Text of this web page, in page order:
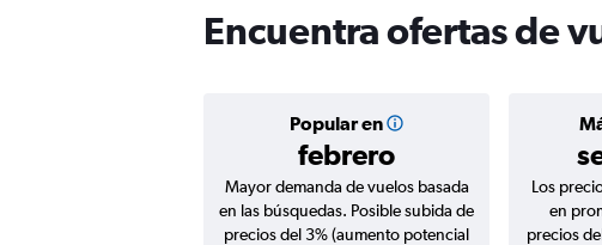
Encuentra ofertas de
Popular en
febrero
Mayor demanda de vuelos basada
en las búsquedas. Posible subida de
precios del 3% (aumento potencial
Los
en
precios